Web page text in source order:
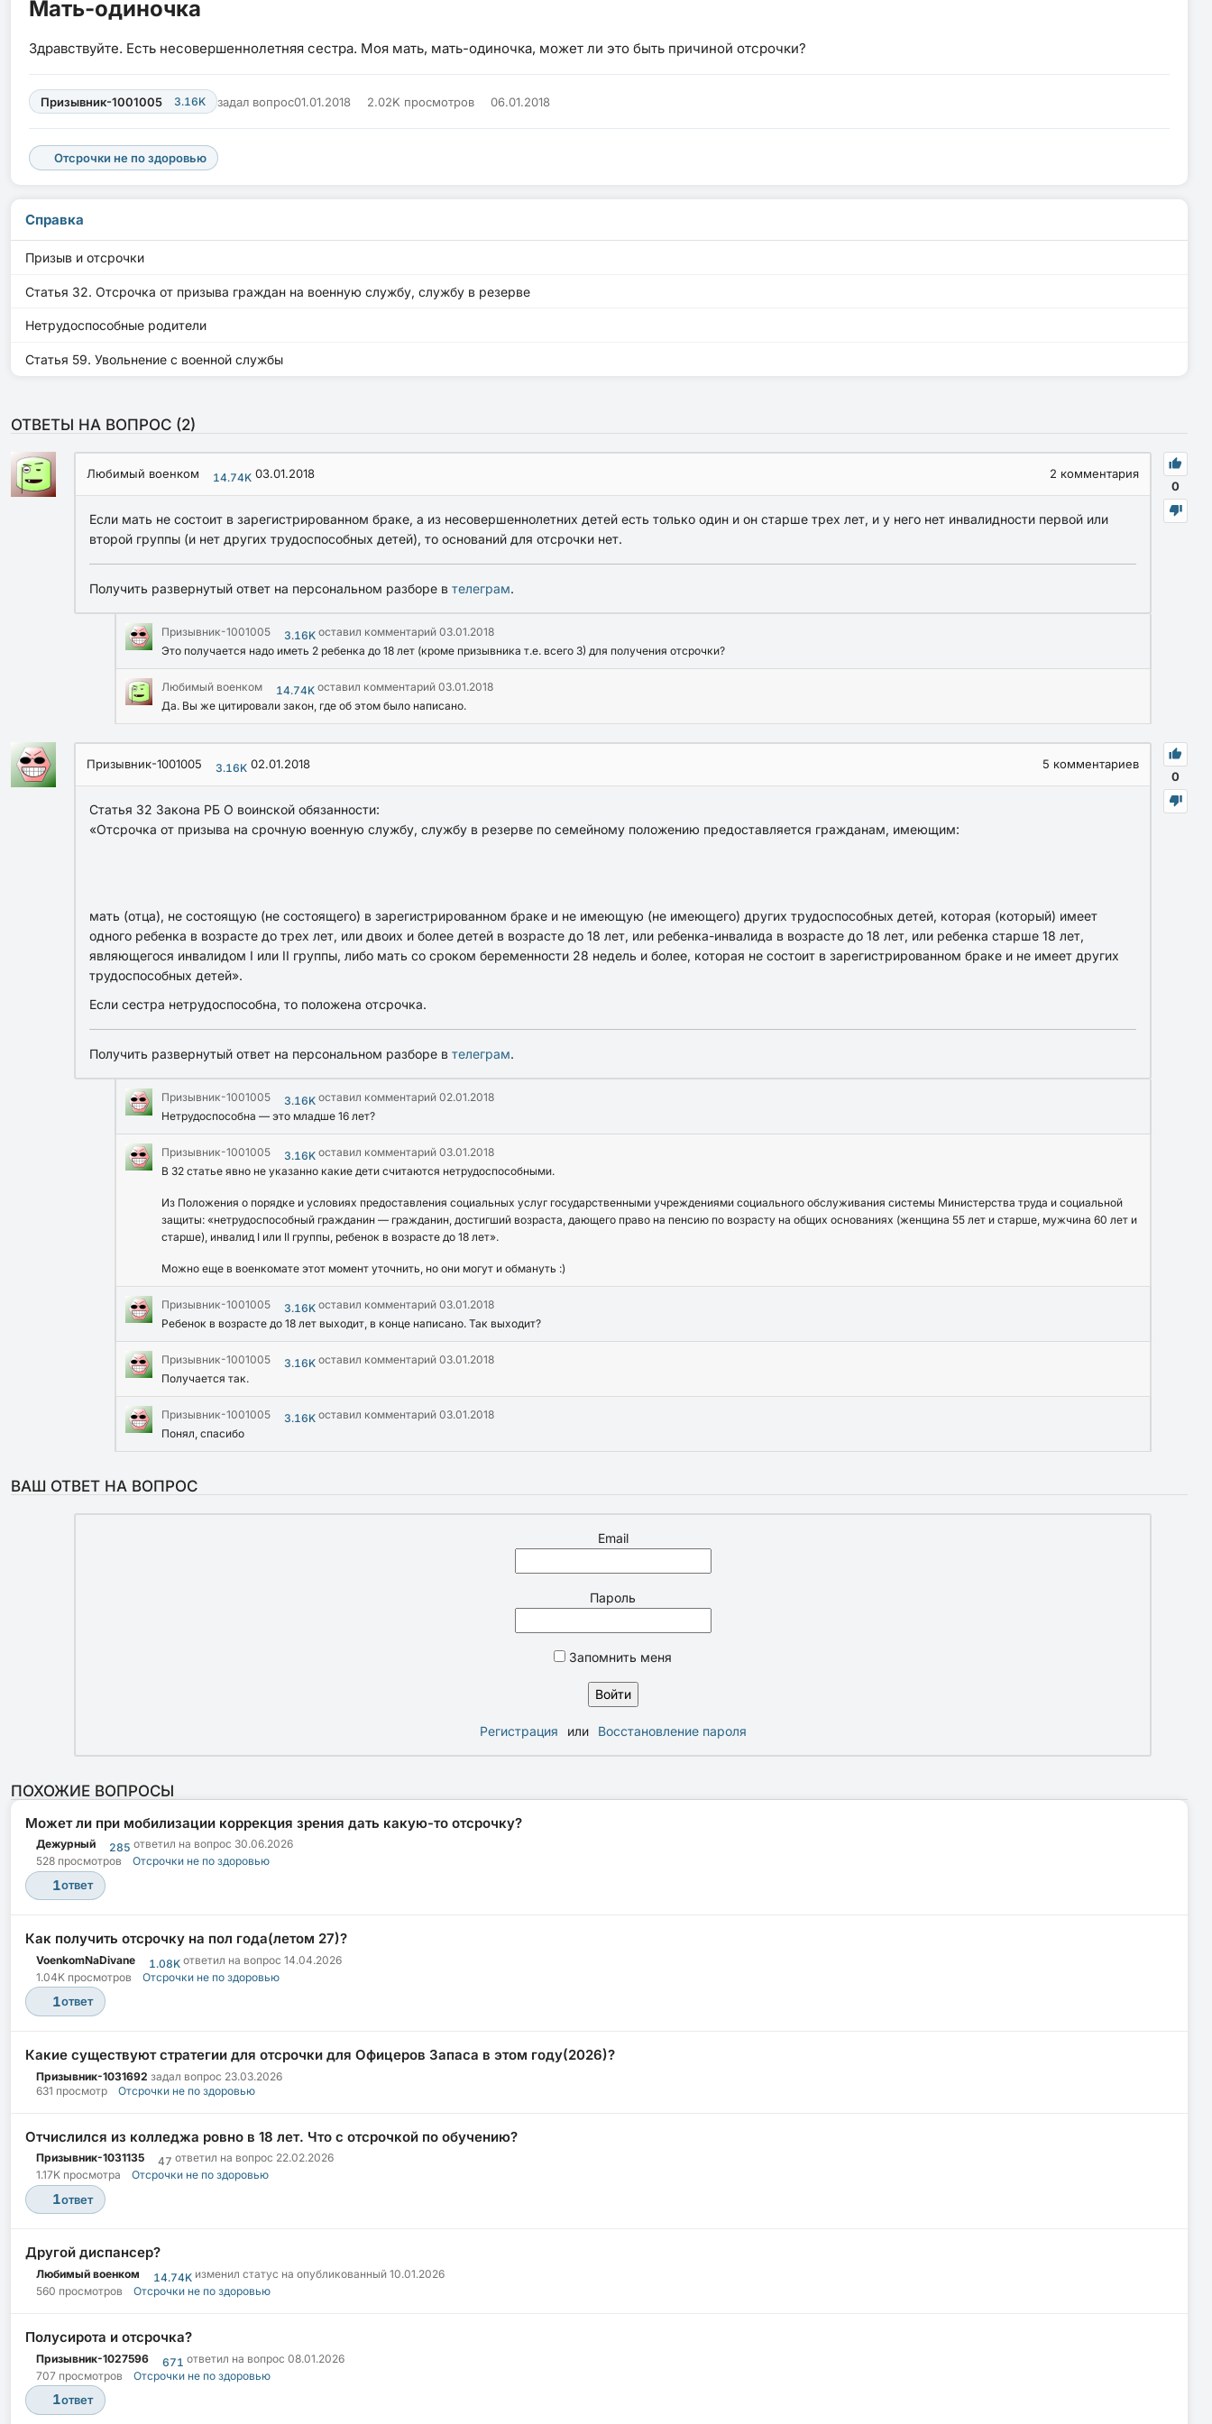
Мать-одиночка
Здравствуйте. Есть несовершеннолетняя сестра. Моя мать, мать-одиночка, может ли это быть причиной отсрочки?
Призывник-1001005 3.16K задал вопрос01.01.2018 2.02K просмотров 06.01.2018
Отсрочки не по здоровью
Справка
Призыв и отсрочки
Статья 32. Отсрочка от призыва граждан на военную службу, службу в резерве
Нетрудоспособные родители
Статья 59. Увольнение с военной службы
ОТВЕТЫ НА ВОПРОС (2)
0
Любимый военком 14.74K 03.01.2018 2 комментария
Если мать не состоит в зарегистрированном браке, а из несовершеннолетних детей есть только один и он старше трех лет, и у него нет инвалидности первой или
второй группы (и нет других трудоспособных детей), то оснований для отсрочки нет.
Получить развернутый ответ на персональном разборе в телеграм.
Призывник-1001005 3.16K оставил комментарий 03.01.2018
Это получается надо иметь 2 ребенка до 18 лет (кроме призывника т.е. всего 3) для получения отсрочки?
Любимый военком 14.74K оставил комментарий 03.01.2018
Да. Вы же цитировали закон, где об этом было написано.
0
Призывник-1001005 3.16K 02.01.2018 5 комментариев
Статья 32 Закона РБ О воинской обязанности:
«Отсрочка от призыва на срочную военную службу, службу в резерве по семейному положению предоставляется гражданам, имеющим:
мать (отца), не состоящую (не состоящего) в зарегистрированном браке и не имеющую (не имеющего) других трудоспособных детей, которая (который) имеет
одного ребенка в возрасте до трех лет, или двоих и более детей в возрасте до 18 лет, или ребенка-инвалида в возрасте до 18 лет, или ребенка старше 18 лет,
являющегося инвалидом I или II группы, либо мать со сроком беременности 28 недель и более, которая не состоит в зарегистрированном браке и не имеет других
трудоспособных детей».
Если сестра нетрудоспособ­на, то положена отсрочка.
Получить развернутый ответ на персональном разборе в телеграм.
Призывник-1001005 3.16K оставил комментарий 02.01.2018
Нетрудоспособна — это младше 16 лет?
Призывник-1001005 3.16K оставил комментарий 03.01.2018
В 32 статье явно не указанно какие дети считаются нетрудоспособными.
Из Положения о порядке и условиях предоставления социальных услуг государственными учреждениями социального обслуживания системы Министерства труда и социальной
защиты: «нетрудоспособный гражданин — гражданин, достигший возраста, дающего право на пенсию по возрасту на общих основаниях (женщина 55 лет и старше, мужчина 60 лет и
старше), инвалид I или II группы, ребенок в возрасте до 18 лет».
Можно еще в военкомате этот момент уточнить, но они могут и обмануть :)
Призывник-1001005 3.16K оставил комментарий 03.01.2018
Ребенок в возрасте до 18 лет выходит, в конце написано. Так выходит?
Призывник-1001005 3.16K оставил комментарий 03.01.2018
Получается так.
Призывник-1001005 3.16K оставил комментарий 03.01.2018
Понял, спасибо
ВАШ ОТВЕТ НА ВОПРОС
Email
Пароль
Запомнить меня
Регистрация или Восстановление пароля
ПОХОЖИЕ ВОПРОСЫ
Может ли при мобилизации коррекция зрения дать какую-то отсрочку?
Дежурный 285 ответил на вопрос 30.06.2026
528 просмотров
Отсрочки не по здоровью
1ответ
Как получить отсрочку на пол года(летом 27)?
VoenkomNaDivane 1.08Kответил на вопрос 14.04.2026
1.04K просмотров
Отсрочки не по здоровью
1ответ
Какие существуют стратегии для отсрочки для Офицеров Запаса в этом году(2026)?
Призывник-1031692 задал вопрос 23.03.2026
631 просмотр
Отсрочки не по здоровью
Отчислился из колледжа ровно в 18 лет. Что с отсрочкой по обучению?
Призывник-1031135 47 ответил на вопрос 22.02.2026
1.17K просмотра
Отсрочки не по здоровью
1ответ
Другой диспансер?
Любимый военком 14.74Kизменил статус на опубликованный 10.01.2026
560 просмотров
Отсрочки не по здоровью
Полусирота и отсрочка?
Призывник-1027596 671 ответил на вопрос 08.01.2026
707 просмотров
Отсрочки не по здоровью
1ответ